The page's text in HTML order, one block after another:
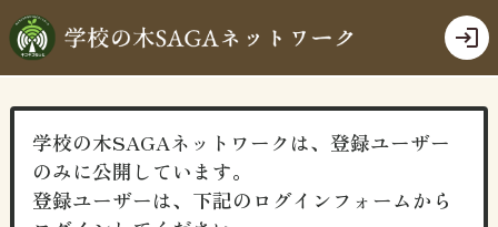
login
学校の木SAGAネットワークは、登録ユーザー
のみに公開しています。
登録ユーザーは、下記のログインフォームから